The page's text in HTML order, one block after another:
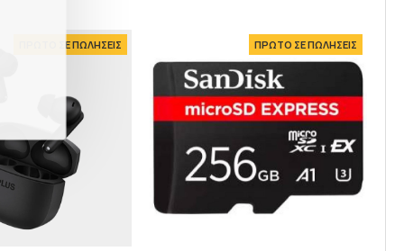
ΠΡΩΤΟ ΣΕ ΠΩΛΗΣΕΙΣ ΠΡΩΤΟ ΣΕ ΠΩΛΗΣΕΙΣ